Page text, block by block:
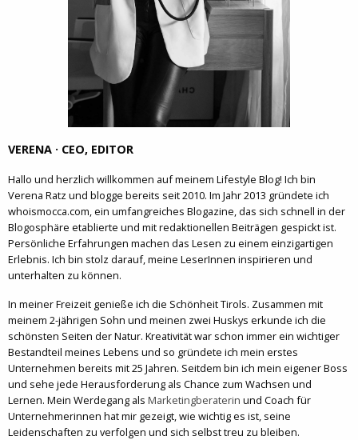
VERENA · CEO, EDITOR
Hallo und herzlich willkommen auf meinem Lifestyle Blog! Ich bin
Verena Ratz und blogge bereits seit 2010. Im Jahr 2013 gründete ich
whoismocca.com, ein umfangreiches Blogazine, das sich schnell in der
Blogosphäre etablierte und mit redaktionellen Beiträgen gespickt ist.
Persönliche Erfahrungen machen das Lesen zu einem einzigartigen
Erlebnis. Ich bin stolz darauf, meine LeserInnen inspirieren und
unterhalten zu können.
In meiner Freizeit genieße ich die Schönheit Tirols. Zusammen mit
meinem 2-jährigen Sohn und meinen zwei Huskys erkunde ich die
schönsten Seiten der Natur. Kreativität war schon immer ein wichtiger
Bestandteil meines Lebens und so gründete ich mein erstes
Unternehmen bereits mit 25 Jahren. Seitdem bin ich mein eigener Boss
und sehe jede Herausforderung als Chance zum Wachsen und
Lernen. Mein Werdegang als Marketingberaterin und Coach für
Unternehmerinnen hat mir gezeigt, wie wichtig es ist, seine
Leidenschaften zu verfolgen und sich selbst treu zu bleiben.